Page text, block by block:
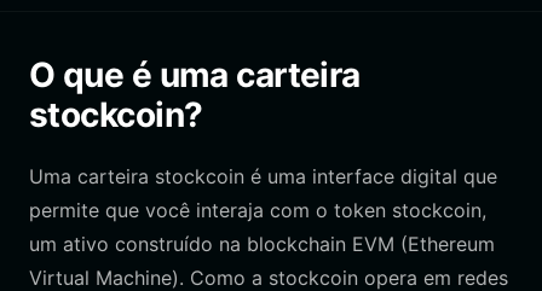
O que é uma carteira
stockcoin?
Uma carteira stockcoin é uma interface digital que
permite que você interaja com o token stockcoin,
um ativo construído na blockchain EVM (Ethereum
Virtual Machine). Como a stockcoin opera em redes